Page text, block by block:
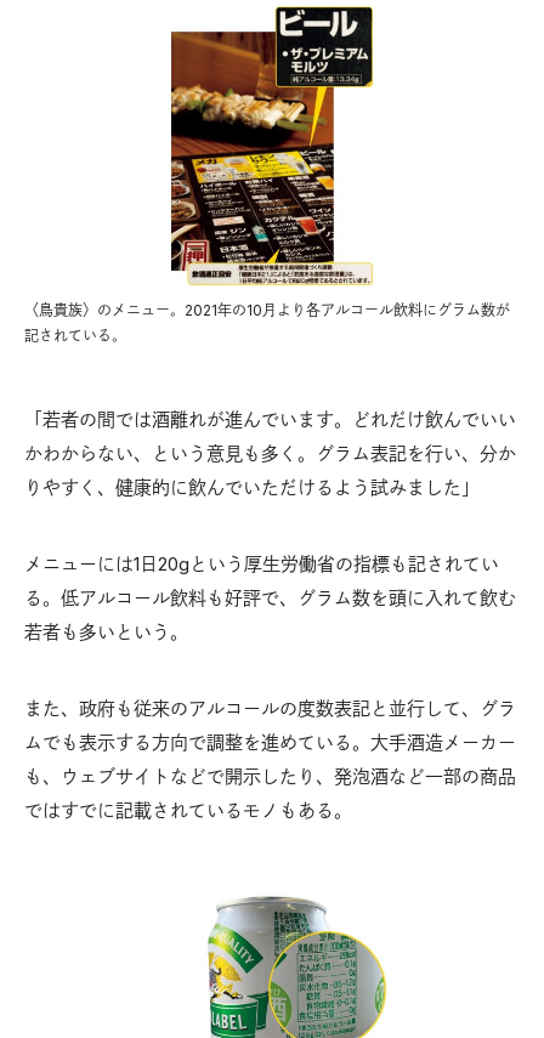
〈鳥貴族〉のメニュー。2021年の10月より各アルコール飲料にグラム数が
記されている。
「若者の間では酒離れが進んでいます。どれだけ飲んでいい
かわからない、という意見も多く。グラム表記を行い、分か
りやすく、健康的に飲んでいただけるよう試みました」
メニューには1日20gという厚生労働省の指標も記されてい
る。低アルコール飲料も好評で、グラム数を頭に入れて飲む
若者も多いという。
また、政府も従来のアルコールの度数表記と並行して、グラ
ムでも表示する方向で調整を進めている。大手酒造メーカー
も、ウェブサイトなどで開示したり、発泡酒など一部の商品
ではすでに記載されているモノもある。